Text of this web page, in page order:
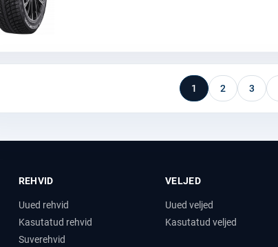
1 2 3
REHVID
Uued rehvid
Kasutatud rehvid
Suverehvid
VELJED
Uued veljed
Kasutatud veljed